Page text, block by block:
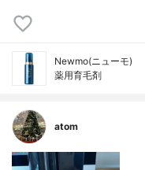
Newmo(ニューモ)
薬用育毛剤
atom